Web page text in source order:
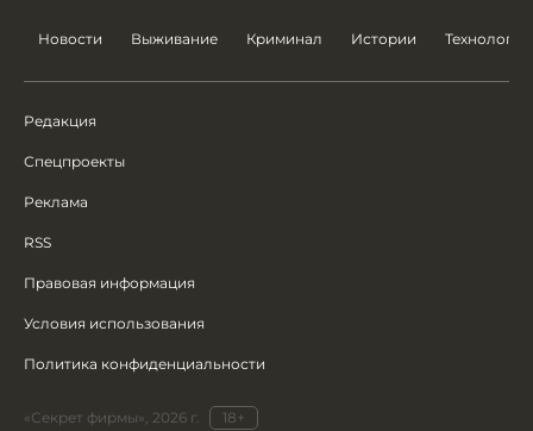
Новости Выживание Криминал Истории Технологии
Редакция
Спецпроекты
Реклама
RSS
Правовая информация
Условия использования
Политика конфиденциальности
«Секрет фирмы», 2026 г. 18+